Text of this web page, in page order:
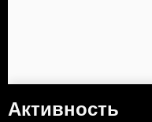
Активность